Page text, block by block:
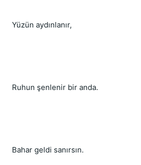
Yüzün aydınlanır,
Ruhun şenlenir bir anda.
Bahar geldi sanırsın.